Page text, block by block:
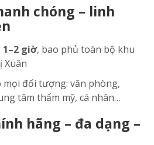
chóng – linh
1–2 giờ, bao phủ toàn bộ khu
Xuân
mọi đối tượng: văn phòng,
tâm thẩm mỹ, cá nhân…
hãng – đa dạng –